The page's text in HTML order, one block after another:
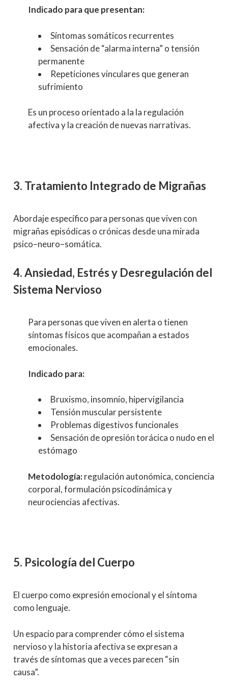
Indicado para que presentan:
Síntomas somáticos recurrentes
Sensación de “alarma interna” o tensión
permanente
Repeticiones vinculares que generan
sufrimiento
Es un proceso orientado a la la regulación
afectiva y la creación de nuevas narrativas.
3. Tratamiento Integrado de Migrañas
Abordaje específico para personas que viven con
migrañas episódicas o crónicas desde una mirada
psico–neuro–somática.
4. Ansiedad, Estrés y Desregulación del
Sistema Nervioso
Para personas que viven en alerta o tienen
síntomas físicos que acompañan a estados
emocionales.
Indicado para:
Bruxismo, insomnio, hipervigilancia
Tensión muscular persistente
Problemas digestivos funcionales
Sensación de opresión torácica o nudo en el
estómago
Metodología:regulación autonómica, conciencia
corporal, formulación psicodinámica y
neurociencias afectivas.
5. Psicología del Cuerpo
El cuerpo como expresión emocional y el síntoma
como lenguaje.
Un espacio para comprender cómo el sistema
nervioso y la historia afectiva se expresan a
través de síntomas que a veces parecen “sin
causa”.